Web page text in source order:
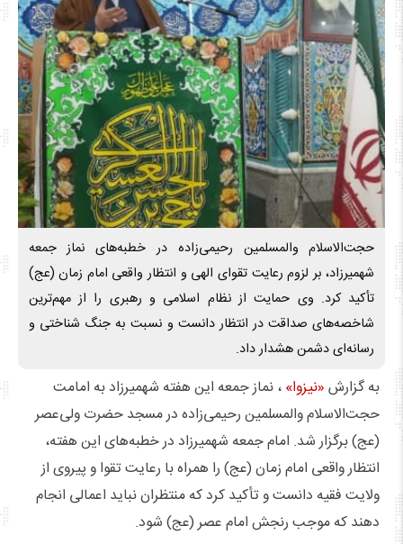
حجت‌الاسلام والمسلمین رحیمی‌زاده در خطبه‌های نماز جمعه
شهمیرزاد، بر لزوم رعایت تقوای الهی و انتظار واقعی امام زمان (عج)
تأکید کرد. وی حمایت از نظام اسلامی و رهبری را از مهم‌ترین
شاخصه‌های صداقت در انتظار دانست و نسبت به جنگ شناختی و
رسانه‌ای دشمن هشدار داد.
به گزارش«نیزوا»، نماز جمعه این هفته شهمیرزاد به امامت
حجت‌الاسلام والمسلمین رحیمی‌زاده در مسجد حضرت ولی‌عصر
(عج) برگزار شد. امام جمعه شهمیرزاد در خطبه‌های این هفته،
انتظار واقعی امام زمان (عج) را همراه با رعایت تقوا و پیروی از
ولایت فقیه دانست و تأکید کرد که منتظران نباید اعمالی انجام
دهند که موجب رنجش امام عصر (عج) شود.